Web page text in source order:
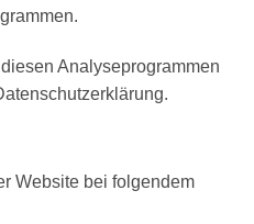
Analyseprogrammen
Website bei folgendem